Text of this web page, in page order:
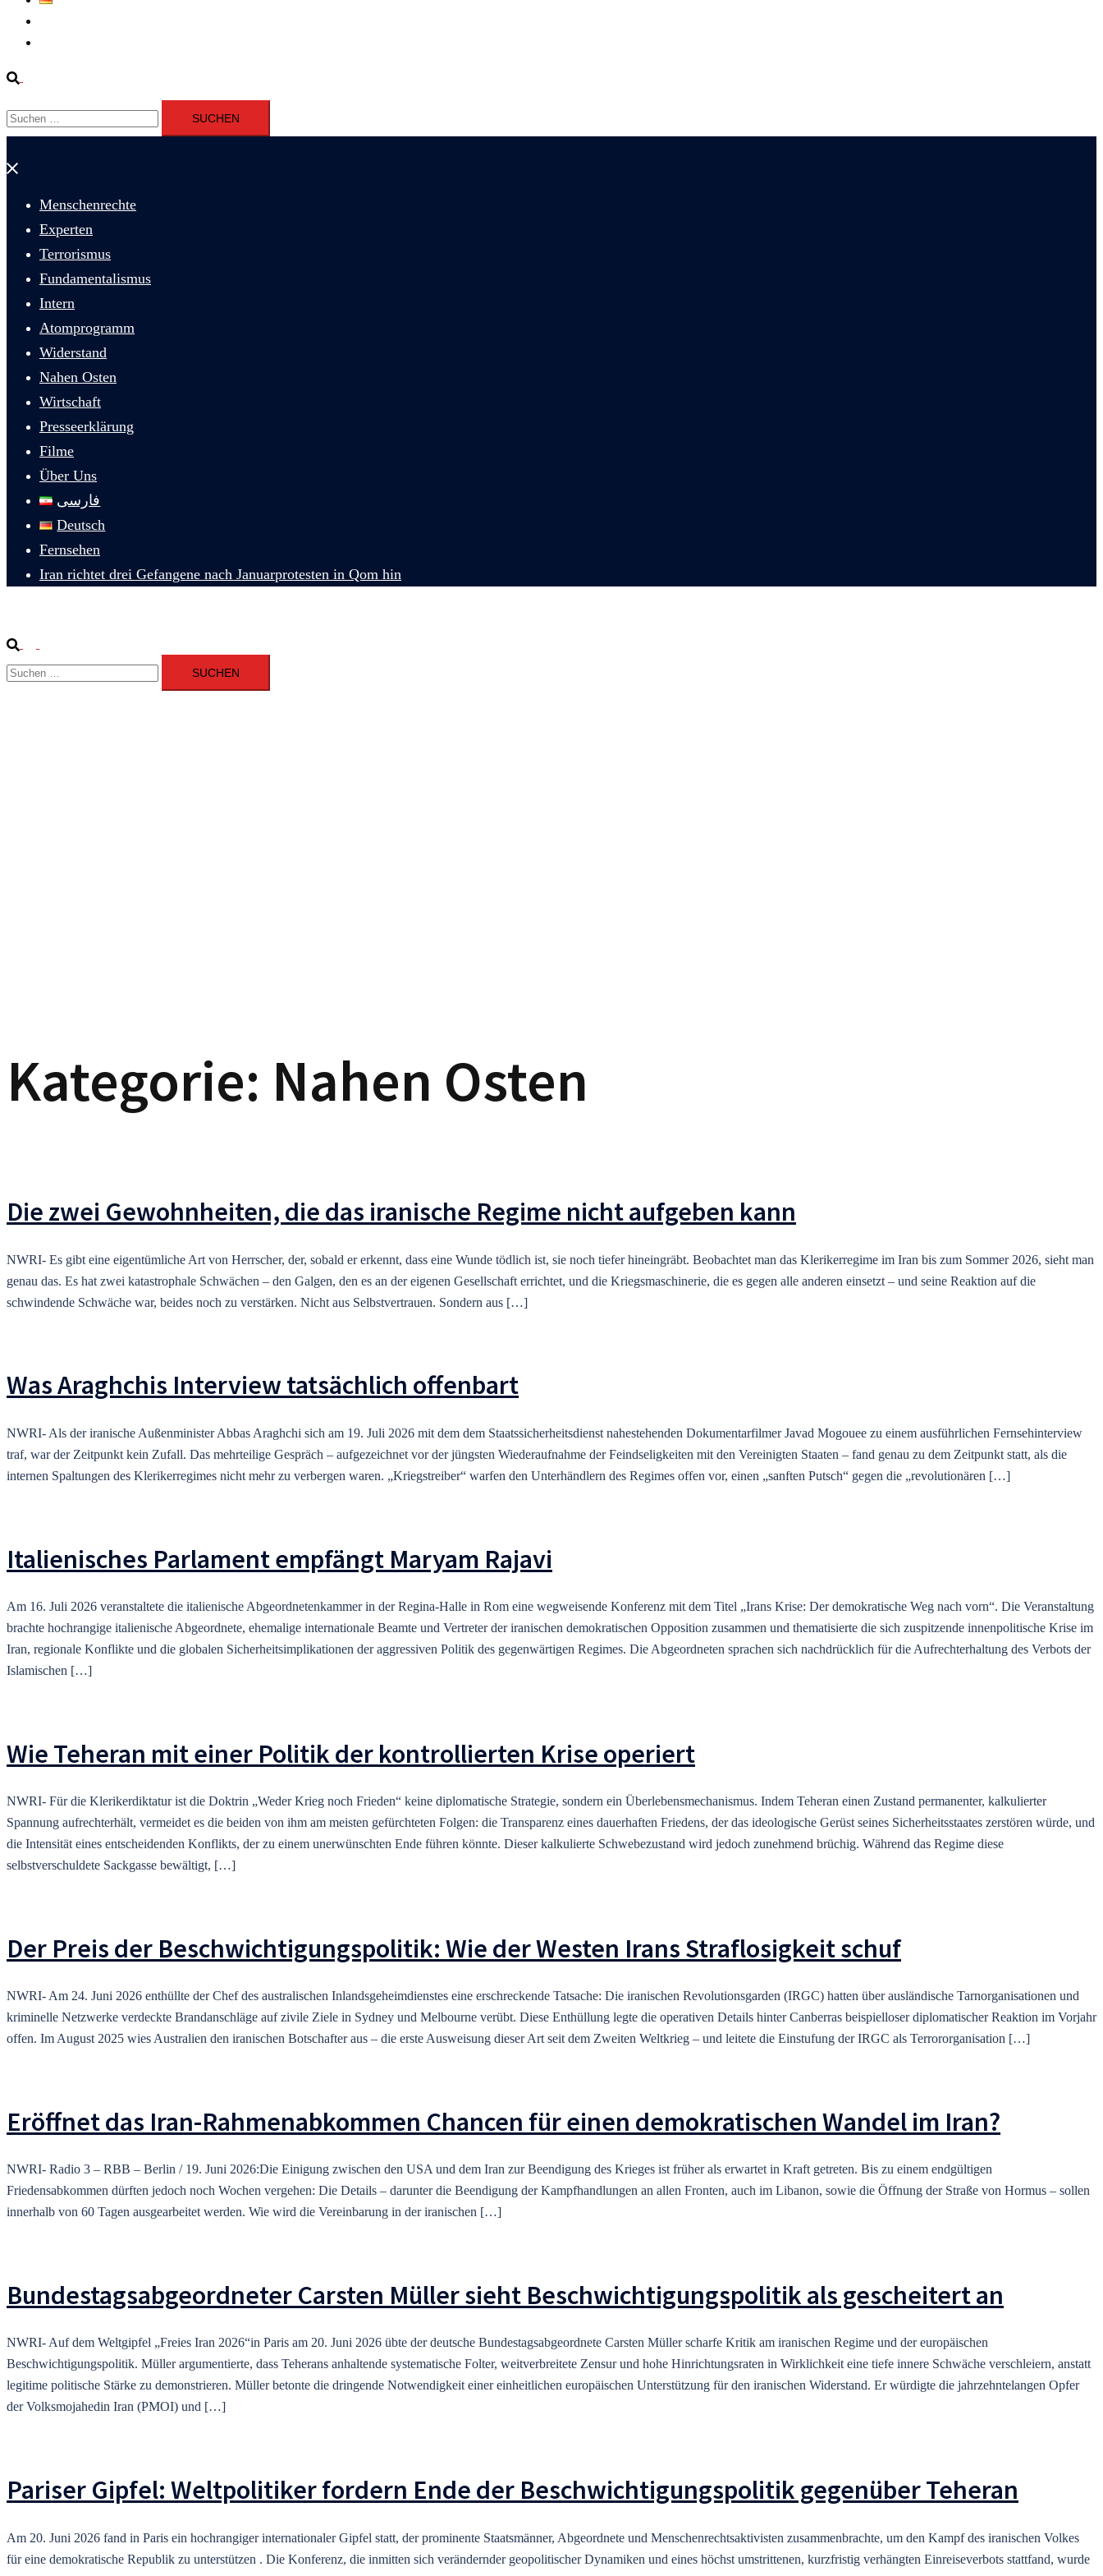
Suche
Suchen
nach:
Menü
Menschenrechte
Experten
Terrorismus
Fundamentalismus
Intern
Atomprogramm
Widerstand
Nahen Osten
Wirtschaft
Presseerklärung
Filme
Über Uns
فارسی
Deutsch
Fernsehen
Iran richtet drei Gefangene nach Januarprotesten in Qom hin
Suche
umschalten
Suchen
nach:
Kategorie: Nahen Osten
Die zwei Gewohnheiten, die das iranische Regime nicht aufgeben kann
NWRI- Es gibt eine eigentümliche Art von Herrscher, der, sobald er erkennt, dass eine Wunde tödlich ist, sie noch tiefer hineingräbt. Beobachtet man das Klerikerregime im Iran bis zum Sommer 2026, sieht man
genau das. Es hat zwei katastrophale Schwächen – den Galgen, den es an der eigenen Gesellschaft errichtet, und die Kriegsmaschinerie, die es gegen alle anderen einsetzt – und seine Reaktion auf die
schwindende Schwäche war, beides noch zu verstärken. Nicht aus Selbstvertrauen. Sondern aus […]
Was Araghchis Interview tatsächlich offenbart
NWRI- Als der iranische Außenminister Abbas Araghchi sich am 19. Juli 2026 mit dem dem Staatssicherheitsdienst nahestehenden Dokumentarfilmer Javad Mogouee zu einem ausführlichen Fernsehinterview
traf, war der Zeitpunkt kein Zufall. Das mehrteilige Gespräch – aufgezeichnet vor der jüngsten Wiederaufnahme der Feindseligkeiten mit den Vereinigten Staaten – fand genau zu dem Zeitpunkt statt, als die
internen Spaltungen des Klerikerregimes nicht mehr zu verbergen waren. „Kriegstreiber“ warfen den Unterhändlern des Regimes offen vor, einen „sanften Putsch“ gegen die „revolutionären […]
Italienisches Parlament empfängt Maryam Rajavi
Am 16. Juli 2026 veranstaltete die italienische Abgeordnetenkammer in der Regina-Halle in Rom eine wegweisende Konferenz mit dem Titel „Irans Krise: Der demokratische Weg nach vorn“. Die Veranstaltung
brachte hochrangige italienische Abgeordnete, ehemalige internationale Beamte und Vertreter der iranischen demokratischen Opposition zusammen und thematisierte die sich zuspitzende innenpolitische Krise im
Iran, regionale Konflikte und die globalen Sicherheitsimplikationen der aggressiven Politik des gegenwärtigen Regimes. Die Abgeordneten sprachen sich nachdrücklich für die Aufrechterhaltung des Verbots der
Islamischen […]
Wie Teheran mit einer Politik der kontrollierten Krise operiert
NWRI- Für die Klerikerdiktatur ist die Doktrin „Weder Krieg noch Frieden“ keine diplomatische Strategie, sondern ein Überlebensmechanismus. Indem Teheran einen Zustand permanenter, kalkulierter
Spannung aufrechterhält, vermeidet es die beiden von ihm am meisten gefürchteten Folgen: die Transparenz eines dauerhaften Friedens, der das ideologische Gerüst seines Sicherheitsstaates zerstören würde, und
die Intensität eines entscheidenden Konflikts, der zu einem unerwünschten Ende führen könnte. Dieser kalkulierte Schwebezustand wird jedoch zunehmend brüchig. Während das Regime diese
selbstverschuldete Sackgasse bewältigt, […]
Der Preis der Beschwichtigungspolitik: Wie der Westen Irans Straflosigkeit schuf
NWRI- Am 24. Juni 2026 enthüllte der Chef des australischen Inlandsgeheimdienstes eine erschreckende Tatsache: Die iranischen Revolutionsgarden (IRGC) hatten über ausländische Tarnorganisationen und
kriminelle Netzwerke verdeckte Brandanschläge auf zivile Ziele in Sydney und Melbourne verübt. Diese Enthüllung legte die operativen Details hinter Canberras beispielloser diplomatischer Reaktion im Vorjahr
offen. Im August 2025 wies Australien den iranischen Botschafter aus – die erste Ausweisung dieser Art seit dem Zweiten Weltkrieg – und leitete die Einstufung der IRGC als Terrororganisation […]
Eröffnet das Iran-Rahmenabkommen Chancen für einen demokratischen Wandel im Iran?
NWRI- Radio 3 – RBB – Berlin / 19. Juni 2026:Die Einigung zwischen den USA und dem Iran zur Beendigung des Krieges ist früher als erwartet in Kraft getreten. Bis zu einem endgültigen
Friedensabkommen dürften jedoch noch Wochen vergehen: Die Details – darunter die Beendigung der Kampfhandlungen an allen Fronten, auch im Libanon, sowie die Öffnung der Straße von Hormus – sollen
innerhalb von 60 Tagen ausgearbeitet werden. Wie wird die Vereinbarung in der iranischen […]
Bundestagsabgeordneter Carsten Müller sieht Beschwichtigungspolitik als gescheitert an
NWRI- Auf dem Weltgipfel „Freies Iran 2026“in Paris am 20. Juni 2026 übte der deutsche Bundestagsabgeordnete Carsten Müller scharfe Kritik am iranischen Regime und der europäischen
Beschwichtigungspolitik. Müller argumentierte, dass Teherans anhaltende systematische Folter, weitverbreitete Zensur und hohe Hinrichtungsraten in Wirklichkeit eine tiefe innere Schwäche verschleiern, anstatt
legitime politische Stärke zu demonstrieren. Müller betonte die dringende Notwendigkeit einer einheitlichen europäischen Unterstützung für den iranischen Widerstand. Er würdigte die jahrzehntelangen Opfer
der Volksmojahedin Iran (PMOI) und […]
Pariser Gipfel: Weltpolitiker fordern Ende der Beschwichtigungspolitik gegenüber Teheran
Am 20. Juni 2026 fand in Paris ein hochrangiger internationaler Gipfel statt, der prominente Staatsmänner, Abgeordnete und Menschenrechtsaktivisten zusammenbrachte, um den Kampf des iranischen Volkes
für eine demokratische Republik zu unterstützen . Die Konferenz, die inmitten sich verändernder geopolitischer Dynamiken und eines höchst umstrittenen, kurzfristig verhängten Einreiseverbots stattfand, wurde